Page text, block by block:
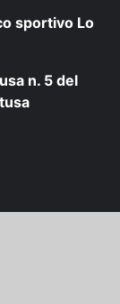
sportivo Lo
n. 5 del